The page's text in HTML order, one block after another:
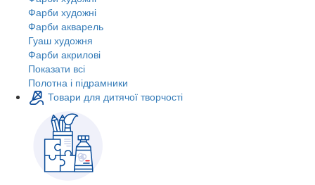
Фарби художні
Фарби акварель
Гуаш художня
Фарби акрилові
Показати всі
Полотна і підрамники
Товари для дитячої творчості